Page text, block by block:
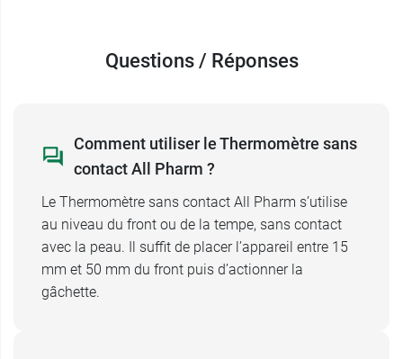
Arrêt automatique
Avertissement sonore et visuel de
Utilisable chez l’enfant dès 3 mois
Plage de mesure : 32,0°C à 42,2°C
Dimensions : 105 x 165 x 45 mm
Conditionnement :Thermomètre + 2 piles +
Notice
Unthermomètre infrarouge auriculaire All Pharm
Questions / Réponses
Comment utiliser le Thermomètre sans
contact All Pharm ?
Le Thermomètre sans contact All Pharm s’utilise
au niveau du front ou de la tempe, sans contact
avec la peau. Il suffit de placer l’appareil entre 15
mm et 50 mm du front puis d’actionner la
gâchette.